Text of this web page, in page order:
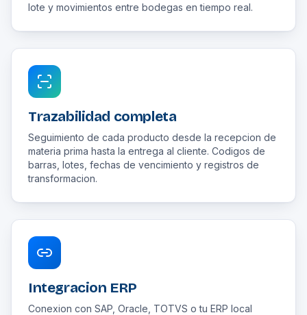
lote y movimientos entre bodegas en tiempo real.
Trazabilidad completa
Seguimiento de cada producto desde la recepcion de
materia prima hasta la entrega al cliente. Codigos de
barras, lotes, fechas de vencimiento y registros de
transformacion.
Integracion ERP
Conexion con SAP, Oracle, TOTVS o tu ERP local